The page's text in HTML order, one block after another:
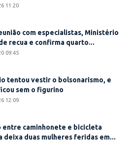
11:20
com especialistas, Ministério
recua e confirma quarto...
09:45
tentou vestir o bolsonarismo, e
sem o figurino
12:09
entre caminhonete e bicicleta
deixa duas mulheres feridas em...